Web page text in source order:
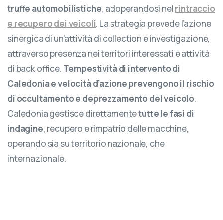
truffe automobilistiche, adoperandosi nelrintraccio
e recupero dei veicoli. La strategia prevede l’azione
sinergica di un’attività di collection e investigazione,
attraverso presenza nei territori interessati e attività
di back office. Tempestività di intervento di
Caledonia e velocità d’azione prevengono il rischio
di occultamento e deprezzamento del veicolo.
Caledonia gestisce direttamentetutte le fasi di
indagine, recupero e rimpatrio delle macchine,
operando sia su territorio nazionale, che
internazionale.